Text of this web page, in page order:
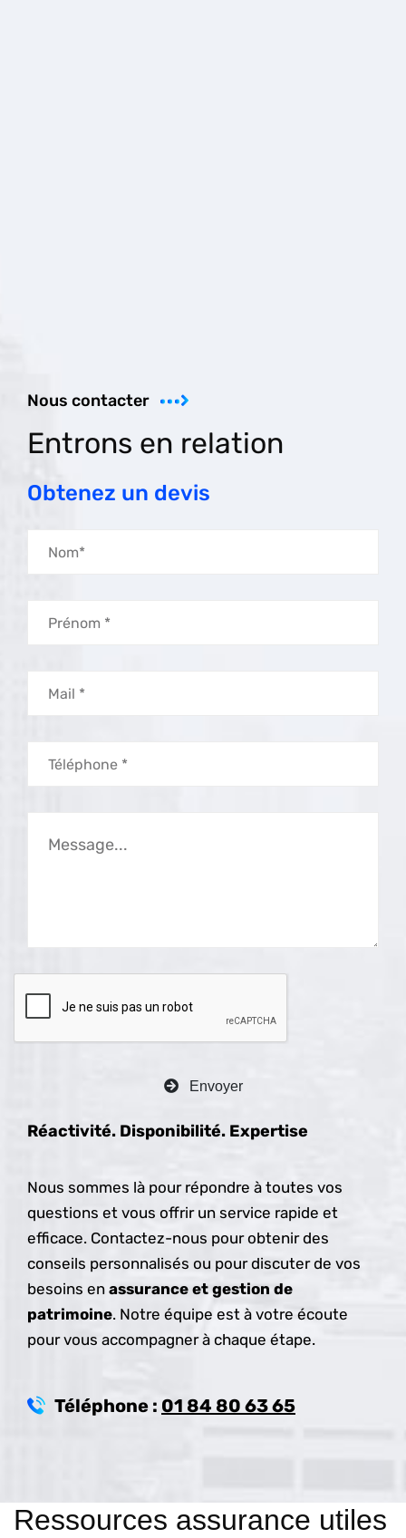
Nous contacter
Entrons en relation
Obtenez un devis
Envoyer
Réactivité. Disponibilité. Expertise
Nous sommes là pour répondre à toutes vos
questions et vous offrir un service rapide et
efficace. Contactez-nous pour obtenir des
conseils personnalisés ou pour discuter de vos
besoins en assurance et gestion de
patrimoine. Notre équipe est à votre écoute
pour vous accompagner à chaque étape.
Téléphone : 01 84 80 63 65
Ressources assurance utiles